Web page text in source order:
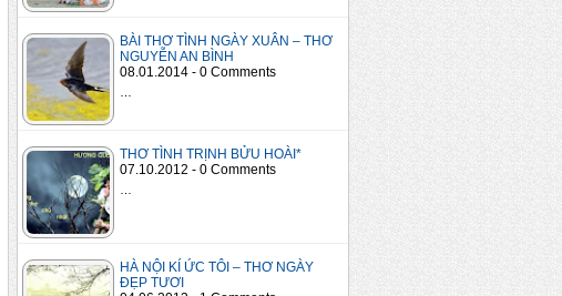
BÀI THƠ TÌNH NGÀY XUÂN – THƠ
NGUYỄN AN BÌNH
08.01.2014 - 0 Comments
THƠ TÌNH TRỊNH BỬU HOÀI*
07.10.2012 - 0 Comments
HÀ NỘI KÍ ỨC TÔI – THƠ NGÀY
ĐẸP TƯƠI